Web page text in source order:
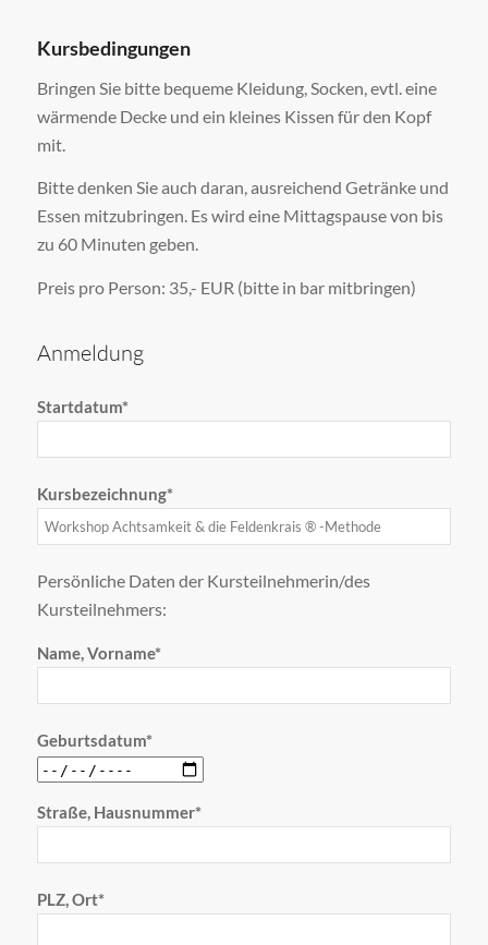
Kursbedingungen
Bringen Sie bitte bequeme Kleidung, Socken, evtl. eine
wärmende Decke und ein kleines Kissen für den Kopf
mit.
Bitte denken Sie auch daran, ausreichend Getränke und
Essen mitzubringen. Es wird eine Mittagspause von bis
zu 60 Minuten geben.
Preis pro Person: 35,- EUR (bitte in bar mitbringen)
Anmeldung
Startdatum*
Kursbezeichnung*
Persönliche Daten der Kursteilnehmerin/des
Kursteilnehmers:
Name, Vorname*
Geburtsdatum*
Straße, Hausnummer*
PLZ, Ort*